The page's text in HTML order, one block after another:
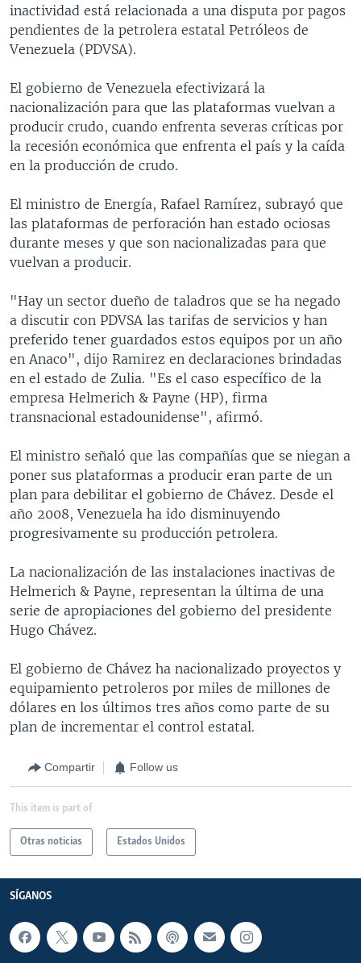
inactividad está relacionada a una disputa por pagos
pendientes de la petrolera estatal Petróleos de
Venezuela (PDVSA).
El gobierno de Venezuela efectivizará la
nacionalización para que las plataformas vuelvan a
producir crudo, cuando enfrenta severas críticas por
la recesión económica que enfrenta el país y la caída
en la producción de crudo.
El ministro de Energía, Rafael Ramírez, subrayó que
las plataformas de perforación han estado ociosas
durante meses y que son nacionalizadas para que
vuelvan a producir.
"Hay un sector dueño de taladros que se ha negado
a discutir con PDVSA las tarifas de servicios y han
preferido tener guardados estos equipos por un año
en Anaco", dijo Ramirez en declaraciones brindadas
en el estado de Zulia. "Es el caso específico de la
empresa Helmerich & Payne (HP), firma
transnacional estadounidense", afirmó.
El ministro señaló que las compañías que se niegan a
poner sus plataformas a producir eran parte de un
plan para debilitar el gobierno de Chávez. Desde el
año 2008, Venezuela ha ido disminuyendo
progresivamente su producción petrolera.
La nacionalización de las instalaciones inactivas de
Helmerich & Payne, representan la última de una
serie de apropiaciones del gobierno del presidente
Hugo Chávez.
El gobierno de Chávez ha nacionalizado proyectos y
equipamiento petroleros por miles de millones de
dólares en los últimos tres años como parte de su
plan de incrementar el control estatal.
Compartir Follow us
This item is part of
Otras noticias Estados Unidos
SÍGANOS